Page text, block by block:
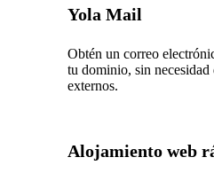
Yola Mail
Obtén un correo
tu dominio, sin necesidad
externos.
Alojamiento web